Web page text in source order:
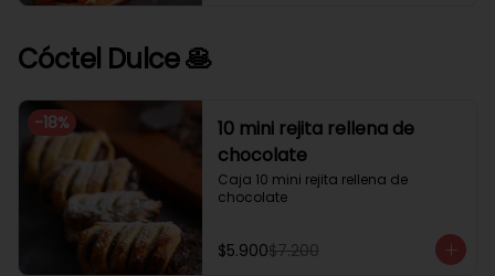
Cóctel Dulce 🥞
-18%
10 mini rejita rellena de
chocolate
Caja 10 mini rejita rellena de
chocolate
$5.900$7.200